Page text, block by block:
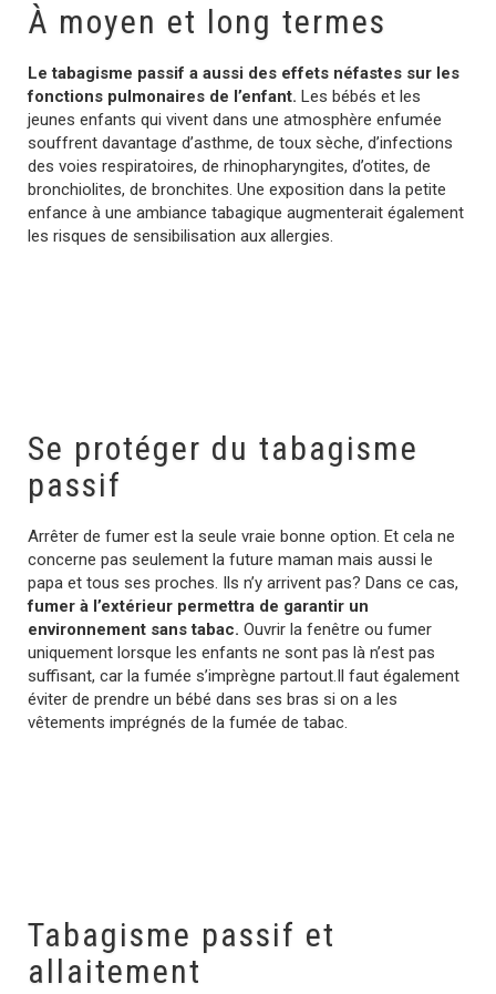
À moyen et long termes
Le tabagisme passif a aussi des effets néfastes sur les
fonctions pulmonaires de l’enfant. Les bébés et les
jeunes enfants qui vivent dans une atmosphère enfumée
souffrent davantage d’asthme, de toux sèche, d’infections
des voies respiratoires, de rhinopharyngites, d’otites, de
bronchiolites, de bronchites. Une exposition dans la petite
enfance à une ambiance tabagique augmenterait également
les risques de sensibilisation aux allergies.
Se protéger du tabagisme
passif
Arrêter de fumer est la seule vraie bonne option. Et cela ne
concerne pas seulement la future maman mais aussi le
papa et tous ses proches. Ils n’y arrivent pas? Dans ce cas,
fumer à l’extérieur permettra de garantir un
environnement sans tabac. Ouvrir la fenêtre ou fumer
uniquement lorsque les enfants ne sont pas là n’est pas
suffisant, car la fumée s’imprègne partout.Il faut également
éviter de prendre un bébé dans ses bras si on a les
vêtements imprégnés de la fumée de tabac.
Tabagisme passif et
allaitement